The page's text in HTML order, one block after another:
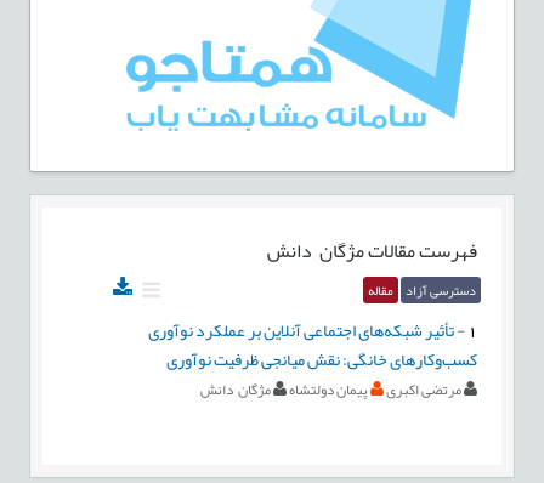
فهرست مقالاتمژگان دانش
دسترسی آزاد مقاله
-تأثیر شبکه‌های اجتماعی آنلاین بر عملکرد نوآوری
کسب‌وکارهای خانگی: نقش میانجی ظرفیت‌ نوآوری
مرتضی اکبری پیمان دولتشاه مژگان دانش